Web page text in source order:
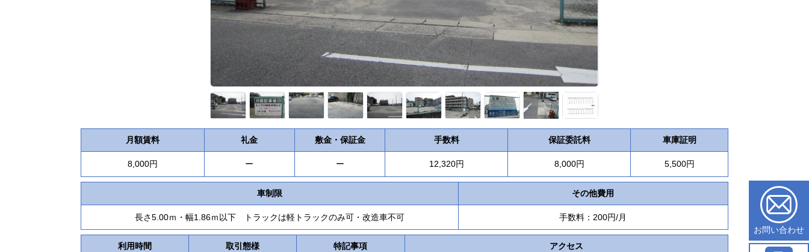
月額賃料 礼金 敷金・保証金 手数料 保証委託料 車庫証明
8,000円 ー ー 12,320円 8,000円 5,500円
車制限 その他費用
長さ5.00ｍ・幅1.86ｍ以下 トラックは軽トラックのみ可・改造車不可 手数料：200円/月
利用時間 取引態様 特記事項 アクセス
お問い合わせ